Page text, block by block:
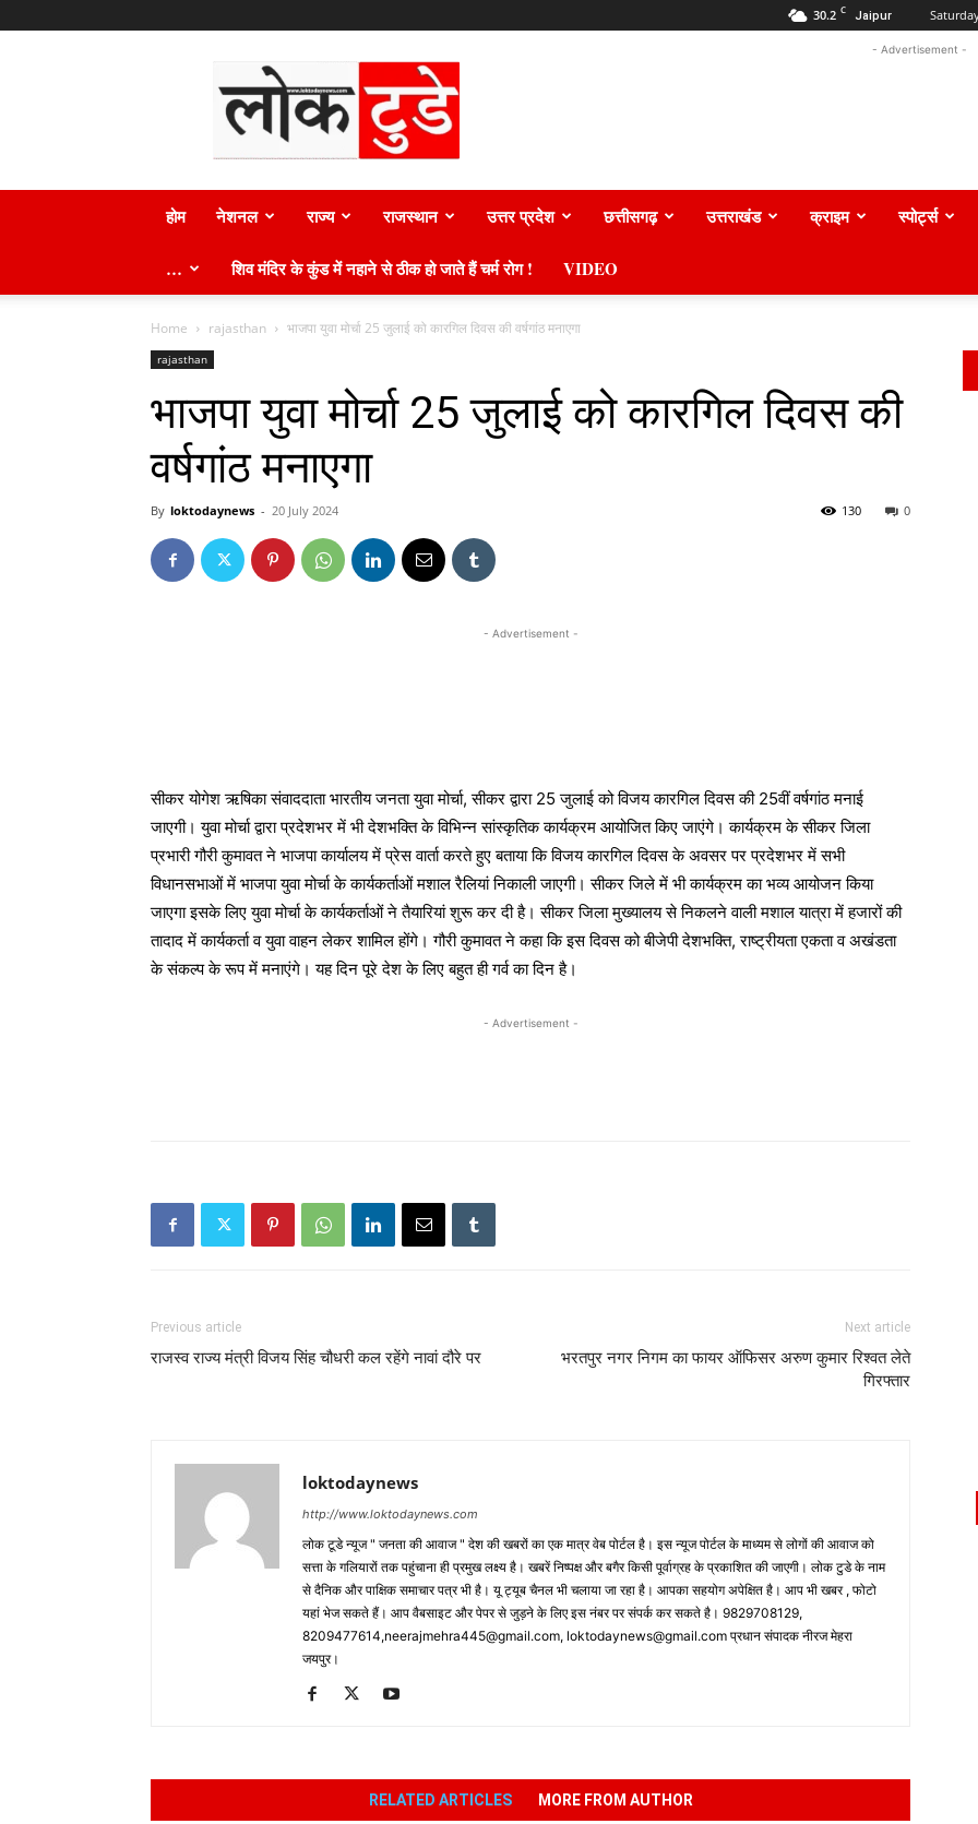
30.2 C Jaipur
टुडे
न्यूज़
- Advertisement -
होम नेशनल राज्य राजस्थान उत्तर प्रदेश छत्तीसगढ़ उत्तराखंड क्राइम स्पोर्ट्स
… शिव मंदिर के कुंड में नहाने से ठीक हो जाते हैं चर्म रोग ! VIDEO
Home rajasthan भाजपा युवा मोर्चा 25 जुलाई को कारगिल दिवस की वर्षगांठ मनाएगा
rajasthan
भाजपा युवा मोर्चा 25 जुलाई को कारगिल दिवस की
वर्षगांठ मनाएगा
By loktodaynews - 20 July 2024 0
130
- Advertisement -
सीकर योगेश ऋषिका संवाददाता भारतीय जनता युवा मोर्चा, सीकर द्वारा 25 जुलाई को विजय कारगिल दिवस की 25वीं वर्षगांठ मनाई
जाएगी। युवा मोर्चा द्वारा प्रदेशभर में भी देशभक्ति के विभिन्न सांस्कृतिक कार्यक्रम आयोजित किए जाएंगे। कार्यक्रम के सीकर जिला
प्रभारी गौरी कुमावत ने भाजपा कार्यालय में प्रेस वार्ता करते हुए बताया कि विजय कारगिल दिवस के अवसर पर प्रदेशभर में सभी
विधानसभाओं में भाजपा युवा मोर्चा के कार्यकर्ताओं मशाल रैलियां निकाली जाएगी। सीकर जिले में भी कार्यक्रम का भव्य आयोजन किया
जाएगा इसके लिए युवा मोर्चा के कार्यकर्ताओं ने तैयारियां शुरू कर दी है। सीकर जिला मुख्यालय से निकलने वाली मशाल यात्रा में हजारों की
तादाद में कार्यकर्ता व युवा वाहन लेकर शामिल होंगे। गौरी कुमावत ने कहा कि इस दिवस को बीजेपी देशभक्ति, राष्ट्रीयता एकता व अखंडता
के संकल्प के रूप में मनाएंगे। यह दिन पूरे देश के लिए बहुत ही गर्व का दिन है।
- Advertisement -
Previous article
राजस्व राज्य मंत्री विजय सिंह चौधरी कल रहेंगे नावां दौरे पर
Next article
भरतपुर नगर निगम का फायर ऑफिसर अरुण कुमार रिश्वत लेते
गिरफ्तार
loktodaynews
http://www.loktodaynews.com
लोक टूडे न्यूज " जनता की आवाज " देश की खबरों का एक मात्र वेब पोर्टल है। इस न्यूज पोर्टल के माध्यम से लोगों की आवाज को
सत्ता के गलियारों तक पहुंचाना ही प्रमुख लक्ष्य है। खबरें निष्पक्ष और बगैर किसी पूर्वाग्रह के प्रकाशित की जाएगी। लोक टुडे के नाम
से दैनिक और पाक्षिक समाचार पत्र भी है। यू ट्यूब चैनल भी चलाया जा रहा है। आपका सहयोग अपेक्षित है। आप भी खबर , फोटो
यहां भेज सकते हैं। आप वैबसाइट और पेपर से जुड़ने के लिए इस नंबर पर संपर्क कर सकते है। 9829708129,
8209477614,neerajmehra445@gmail.com, loktodaynews@gmail.com प्रधान संपादक नीरज मेहरा
जयपुर।
RELATED ARTICLES MORE FROM AUTHOR